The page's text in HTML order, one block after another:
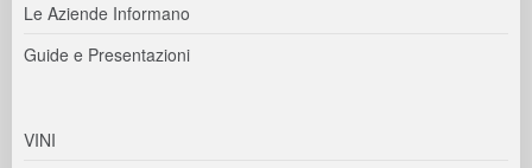
Le Aziende Informano
Guide e Presentazioni
VINI